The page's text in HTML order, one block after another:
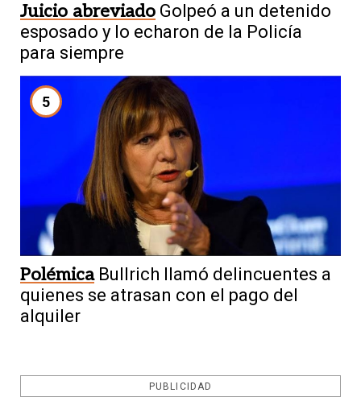
Juicio abreviado Golpeó a un detenido
esposado y lo echaron de la Policía
para siempre
5
Polémica Bullrich llamó delincuentes a
quienes se atrasan con el pago del
alquiler
PUBLICIDAD